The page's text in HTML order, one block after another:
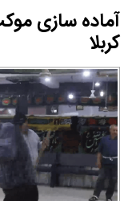
آماده سازی
کربلا